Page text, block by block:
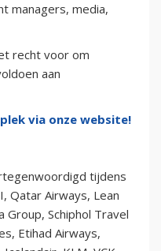
managers, media,
recht voor om
aan
via onze website!
tijdens
Qatar Airways, Lean
Group, Schiphol Travel
Etihad Airways,